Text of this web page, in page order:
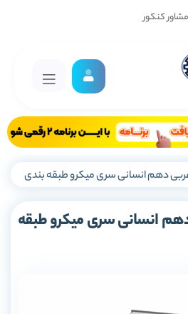
کنکور
عربی دهم انسانی سری میکرو طبقه بندی
دهم انسانی سری میکرو طبقه